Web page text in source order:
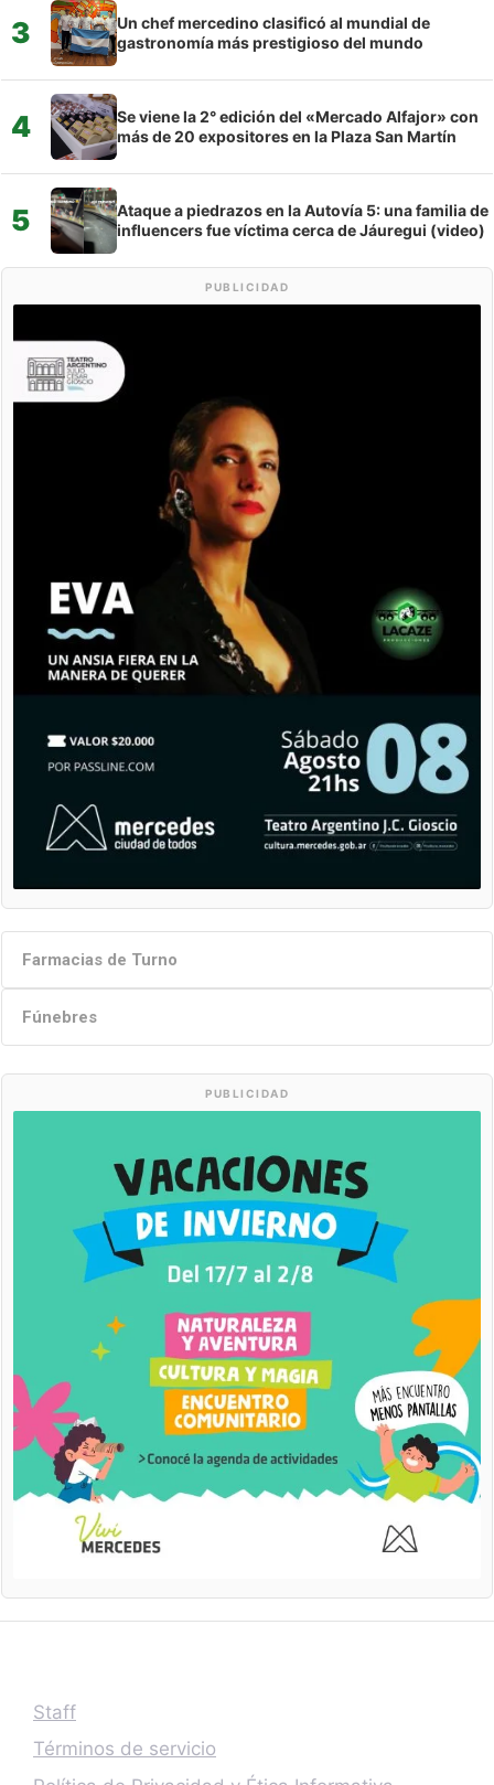
3
Un chef mercedino clasificó al mundial de
gastronomía más prestigioso del mundo
4
Se viene la 2° edición del «Mercado Alfajor» con
más de 20 expositores en la Plaza San Martín
5
Ataque a piedrazos en la Autovía 5: una familia de
influencers fue víctima cerca de Jáuregui (video)
PUBLICIDAD
Farmacias de Turno
Fúnebres
PUBLICIDAD
Staff
Términos de servicio